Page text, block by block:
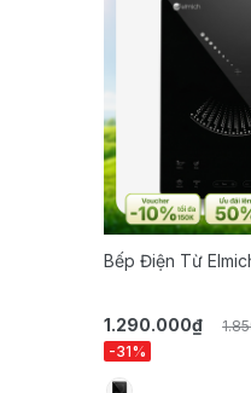
Bếp Điện Từ
1.290.000₫
-31%